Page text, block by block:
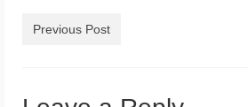
Previous Post